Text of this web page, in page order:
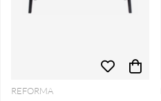
REFORMA